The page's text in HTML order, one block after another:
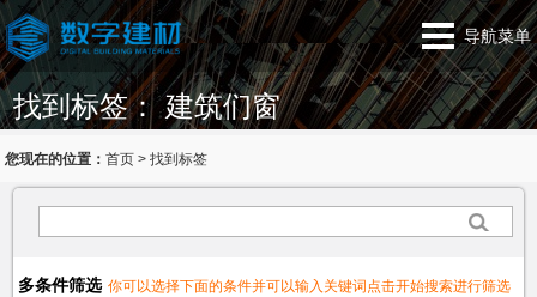
导航菜单
找到标签： 建筑们窗
您现在的位置：首页 >找到标签
多条件筛选 你可以选择下面的条件并可以输入关键词点击开始搜索进行筛选